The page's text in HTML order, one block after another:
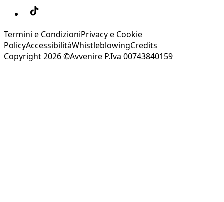
Termini e CondizioniPrivacy e Cookie
PolicyAccessibilitàWhistleblowingCredits
Copyright 2026 ©Avvenire P.Iva 00743840159